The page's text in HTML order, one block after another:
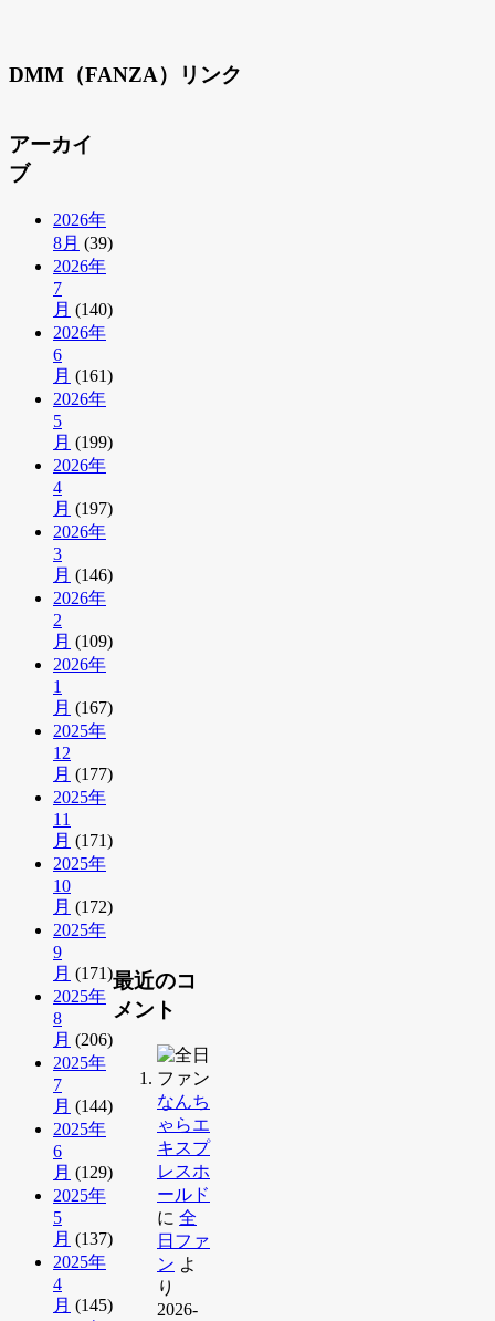
DMM（FANZA）リンク
アーカイ
ブ
2026年
8月 (39)
2026年
7
月 (140)
2026年
6
月 (161)
2026年
5
月 (199)
2026年
4
月 (197)
2026年
3
月 (146)
2026年
2
月 (109)
2026年
1
月 (167)
2025年
12
月 (177)
2025年
11
月 (171)
2025年
10
月 (172)
2025年
9
月 (171)
2025年
8
月 (206)
2025年
7
月 (144)
2025年
6
月 (129)
2025年
5
月 (137)
2025年
4
月 (145)
最近のコ
メント
なんち
ゃらエ
キスプ
レスホ
ールド
に 全
日ファ
ン よ
り
2026-